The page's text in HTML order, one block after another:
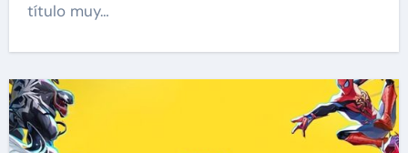
título muy…